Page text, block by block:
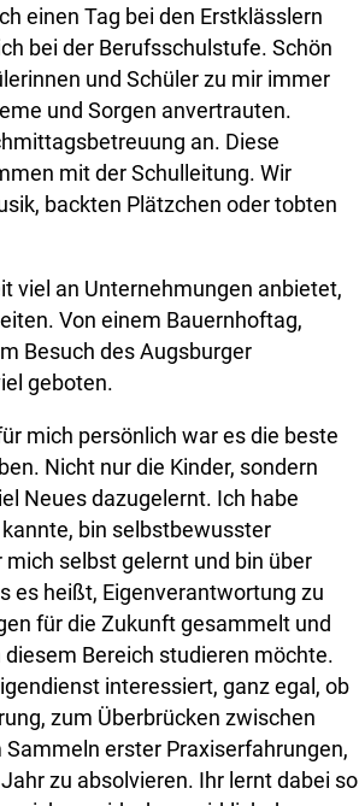
einen Tag bei den Erstklässlern
bei der Berufsschulstufe. Schön
und Schüler zu mir immer
und Sorgen anvertrauten.
an. Diese
mit der Schulleitung. Wir
backten Plätzchen oder tobten
viel an Unternehmungen anbietet,
Von einem Bauernhoftag,
Besuch des Augsburger
geboten.
mich persönlich war es die beste
Nicht nur die Kinder, sondern
Neues dazugelernt. Ich habe
bin selbstbewusster
selbst gelernt und bin über
es heißt, Eigenverantwortung zu
für die Zukunft gesammelt und
Bereich studieren möchte.
interessiert, ganz egal, ob
zum Überbrücken zwischen
erster Praxiserfahrungen,
zu absolvieren. Ihr lernt dabei so